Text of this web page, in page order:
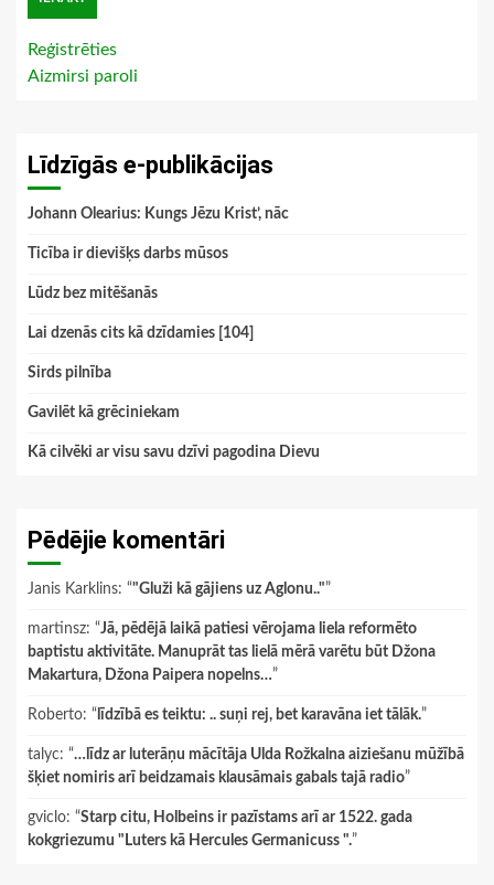
Reģistrēties
Aizmirsi paroli
Līdzīgās e-publikācijas
Johann Olearius: Kungs Jēzu Krist’, nāc
Ticība ir dievišķs darbs mūsos
Lūdz bez mitēšanās
Lai dzenās cits kā dzīdamies [104]
Sirds pilnība
Gavilēt kā grēciniekam
Kā cilvēki ar visu savu dzīvi pagodina Dievu
Pēdējie komentāri
Janis Karklins: “"Gluži kā gājiens uz Aglonu.."”
martinsz: “Jā, pēdējā laikā patiesi vērojama liela reformēto
baptistu aktivitāte. Manuprāt tas lielā mērā varētu būt Džona
Makartura, Džona Paipera nopelns…”
Roberto: “ līdzībā es teiktu: .. suņi rej, bet karavāna iet tālāk.”
talyc: “…līdz ar luterāņu mācītāja Ulda Rožkalna aiziešanu mūžībā
šķiet nomiris arī beidzamais klausāmais gabals tajā radio”
gviclo: “Starp citu, Holbeins ir pazīstams arī ar 1522. gada
kokgriezumu "Luters kā Hercules Germanicuss ".”